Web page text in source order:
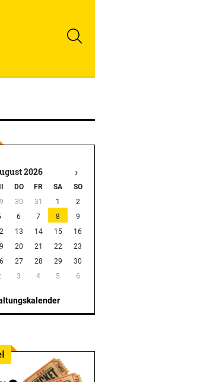
2026 ›
DO FR SA
SO
30 31 1
2
6 7 8
9
13 14 15
16
20 21 22
23
27 28 29
30
3 4 5 6